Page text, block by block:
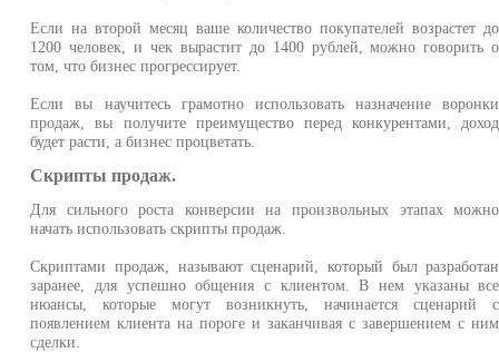
Если на второй месяц ваше количество покупателей возрастет до
1200 человек, и чек вырастит до 1400 рублей, можно говорить о
том, что бизнес прогрессирует.
Если вы научитесь грамотно использовать назначение воронки
продаж, вы получите преимущество перед конкурентами, доход
будет расти, а бизнес процветать.
Скрипты продаж.
Для сильного роста конверсии на произвольных этапах можно
начать использовать скрипты продаж.
Скриптами продаж, называют сценарий, который был разработан
заранее, для успешно общения с клиентом. В нем указаны все
нюансы, которые могут возникнуть, начинается сценарий с
появлением клиента на пороге и заканчивая с завершением с ним
сделки.